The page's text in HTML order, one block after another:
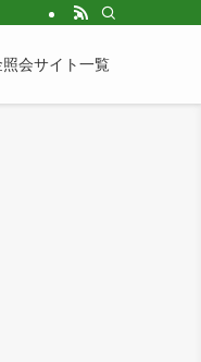
会サイト一覧